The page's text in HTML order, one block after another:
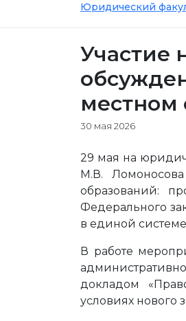
Юридический
Участие
местном
30 мая 2026
29 мая на
М.В.
образований:
Федерального
в единой
В работе
докладом
условиях нового